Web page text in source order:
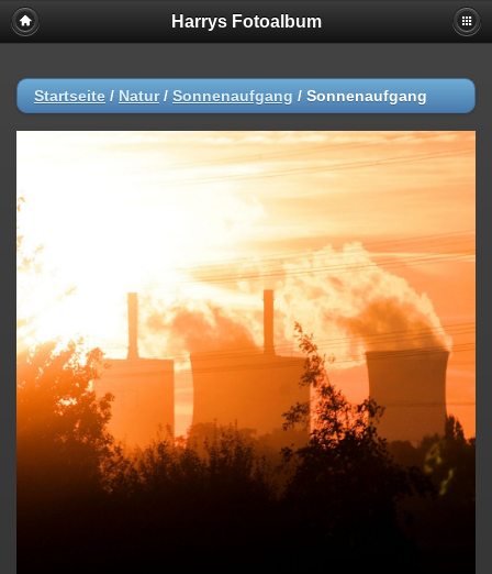
Harrys Fotoalbum
Startseite / Natur/ Sonnenaufgang / Sonnenaufgang